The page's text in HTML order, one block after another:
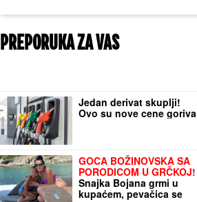
PREPORUKA ZA VAS
Jedan derivat skuplji!
Ovo su nove cene goriva
GOCA BOŽINOVSKA SA
PORODICOM U GRČKOJ!
Snajka Bojana grmi u
kupaćem, pevačica se